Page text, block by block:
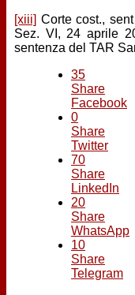
[xiii] Corte cost.,
Sez. VI, 24 aprile
sentenza del TAR
35
Share
Facebook
0
Share
Twitter
70
Share
LinkedIn
20
Share
WhatsApp
10
Share
Telegram